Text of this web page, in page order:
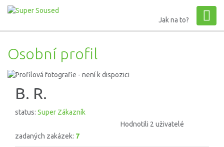
Jak na to?
Osobní profil
B. R.
status: Super Zákazník
Hodnotili 2 uživatelé
zadaných zakázek: 7